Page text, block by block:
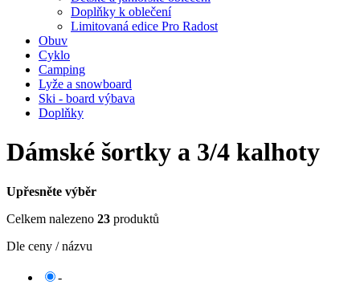
Doplňky k oblečení
Limitovaná edice Pro Radost
Obuv
Cyklo
Camping
Lyže a snowboard
Ski - board výbava
Doplňky
Dámské šortky a 3/4 kalhoty
Upřesněte výběr
Celkem nalezeno 23 produktů
Dle ceny / názvu
-